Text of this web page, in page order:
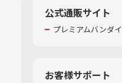
公式通販サイト
プレミアムバンダイ
お客様サポート